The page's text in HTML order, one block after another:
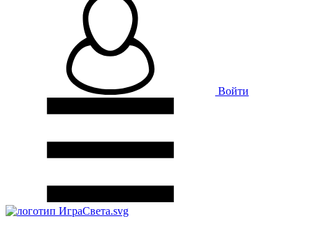
Войти